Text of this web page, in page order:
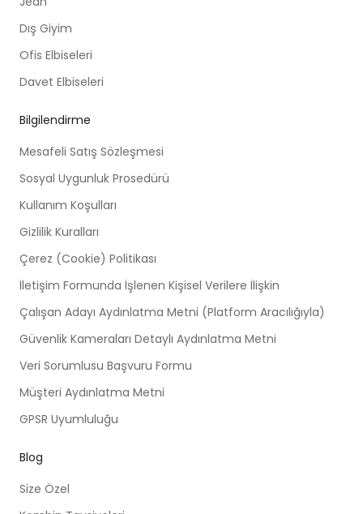
Dış Giyim
Ofis Elbiseleri
Davet Elbiseleri
Bilgilendirme
Mesafeli Satış Sözleşmesi
Sosyal Uygunluk Prosedürü
Kullanım Koşulları
Gizlilik Kuralları
Çerez (Cookie) Politikası
İletişim Formunda İşlenen Kişisel Verilere İlişkin
Çalışan Adayı Aydınlatma Metni (Platform Aracılığıyla)
Güvenlik Kameraları Detaylı Aydınlatma Metni
Veri Sorumlusu Başvuru Formu
Müşteri Aydınlatma Metni
GPSR Uyumluluğu
Blog
Size Özel